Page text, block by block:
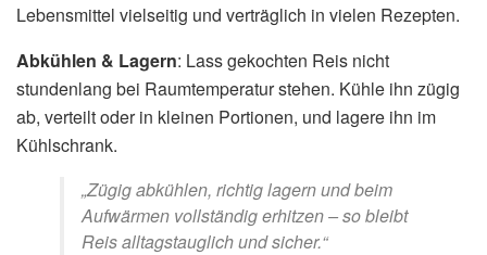
Lebensmittel vielseitig und verträglich in vielen Rezepten.
Abkühlen & Lagern: Lass gekochten Reis nicht
stundenlang bei Raumtemperatur stehen. Kühle ihn zügig
ab, verteilt oder in kleinen Portionen, und lagere ihn im
Kühlschrank.
„Zügig abkühlen, richtig lagern und beim
Aufwärmen vollständig erhitzen – so bleibt
Reis alltagstauglich und sicher.“